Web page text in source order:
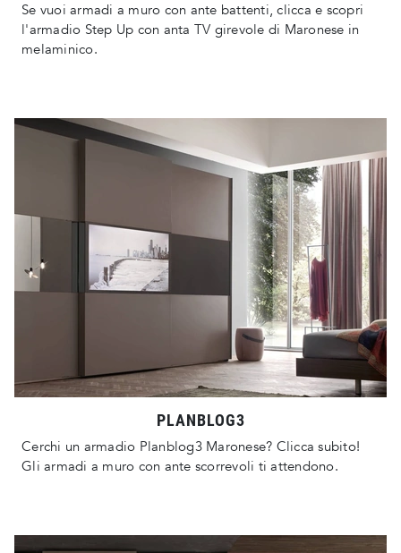
Se vuoi armadi a muro con ante battenti, clicca e scopri
l'armadio Step Up con anta TV girevole di Maronese in
melaminico.
PLANBLOG3
Cerchi un armadio Planblog3 Maronese? Clicca subito!
Gli armadi a muro con ante scorrevoli ti attendono.